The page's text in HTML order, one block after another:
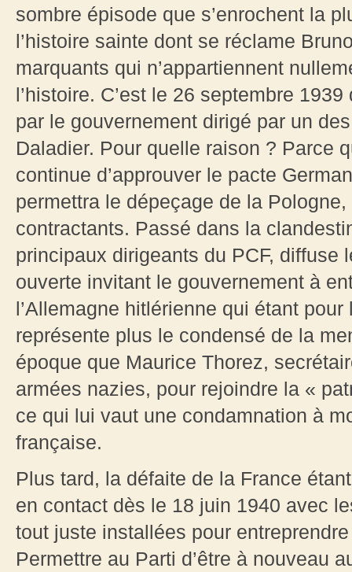
sombre épisode que s’enrochent la
l’histoire sainte dont se réclame
marquants qui n’appartiennent
l’histoire. C’est le 26 septembre
par le gouvernement dirigé par un
Daladier. Pour quelle raison ? Parce
continue d’approuver le pacte
permettra le dépeçage de la
contractants. Passé dans la
principaux dirigeants du PCF, diffuse
ouverte invitant le gouvernement à
l’Allemagne hitlérienne qui étant pour
représente plus le condensé de la
époque que Maurice Thorez,
armées nazies, pour rejoindre la «
ce qui lui vaut une condamnation à
française.
Plus tard, la défaite de la France
en contact dès le 18 juin 1940 avec
tout juste installées pour
Permettre au Parti d’être à nouveau